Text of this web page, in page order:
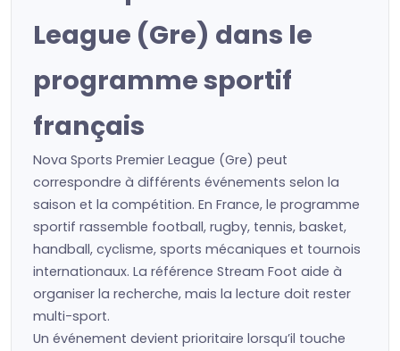
League (Gre) dans le
programme sportif
français
Nova Sports Premier League (Gre) peut
correspondre à différents événements selon la
saison et la compétition. En France, le programme
sportif rassemble football, rugby, tennis, basket,
handball, cyclisme, sports mécaniques et tournois
internationaux. La référence Stream Foot aide à
organiser la recherche, mais la lecture doit rester
multi-sport.
Un événement devient prioritaire lorsqu’il touche